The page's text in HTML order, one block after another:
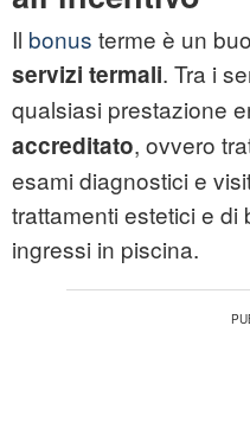
Il bonus terme è un
servizi termali. Tra i
qualsiasi prestazione
accreditato, ovvero
esami diagnostici e
trattamenti estetici e
ingressi in piscina.